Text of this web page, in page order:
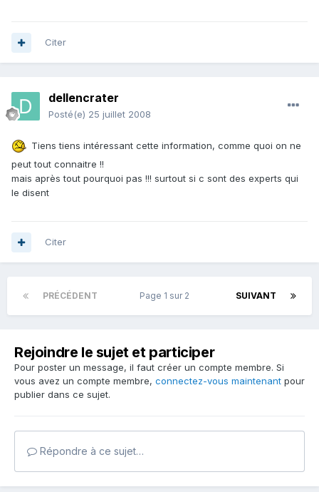
Citer
dellencrater
Posté(e) 25 juillet 2008
Tiens tiens intéressant cette information, comme quoi on ne
peut tout connaitre !!
mais après tout pourquoi pas !!! surtout si c sont des experts qui
le disent
Citer
PRÉCÉDENT SUIVANT
Page 1 sur 2
Rejoindre le sujet et participer
Pour poster un message, il faut créer un compte membre. Si
vous avez un compte membre, connectez-vous maintenant pour
publier dans ce sujet.
Répondre à ce sujet…